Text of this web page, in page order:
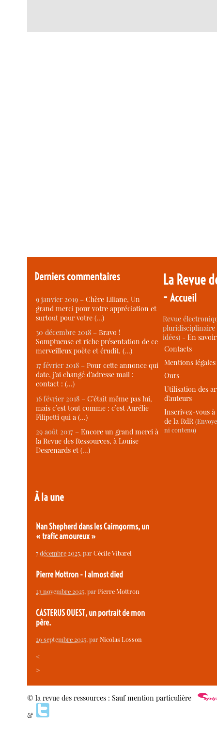
Derniers commentaires
9 janvier 2019 –Chère Liliane, Un
grand merci pour votre appréciation et
surtout pour votre (…)
30 décembre 2018 –Bravo !
Somptueuse et riche présentation de ce
merveilleux poète et érudit. (…)
17 février 2018 –Pour cette annonce qui
date, j’ai changé d’adresse mail :
contact : (…)
16 février 2018 –C’était même pas lui,
mais c’est tout comme : c’est Aurélie
Filipetti qui a (…)
29 août 2017 –Encore un grand merci à
la Revue des Ressources, à Louise
Desrenards et (…)
À la une
Nan Shepherd dans les Cairngorms, un
« trafic amoureux »
7 décembre 2025, parCécile Vibarel
Pierre Mottron - I almost died
23 novembre 2025, parPierre Mottron
CASTERUS OUEST, un portrait de mon
père.
29 septembre 2025, parNicolas Losson
<
>
La Revue
-Accueil
Revue
idées) -En
Contacts
Mentions légales
Ours
Utilisation des
d’auteurs
Inscrivez-vous
de la RdR
ni contenu)
© la revue des ressources : Sauf mention particulière |
&